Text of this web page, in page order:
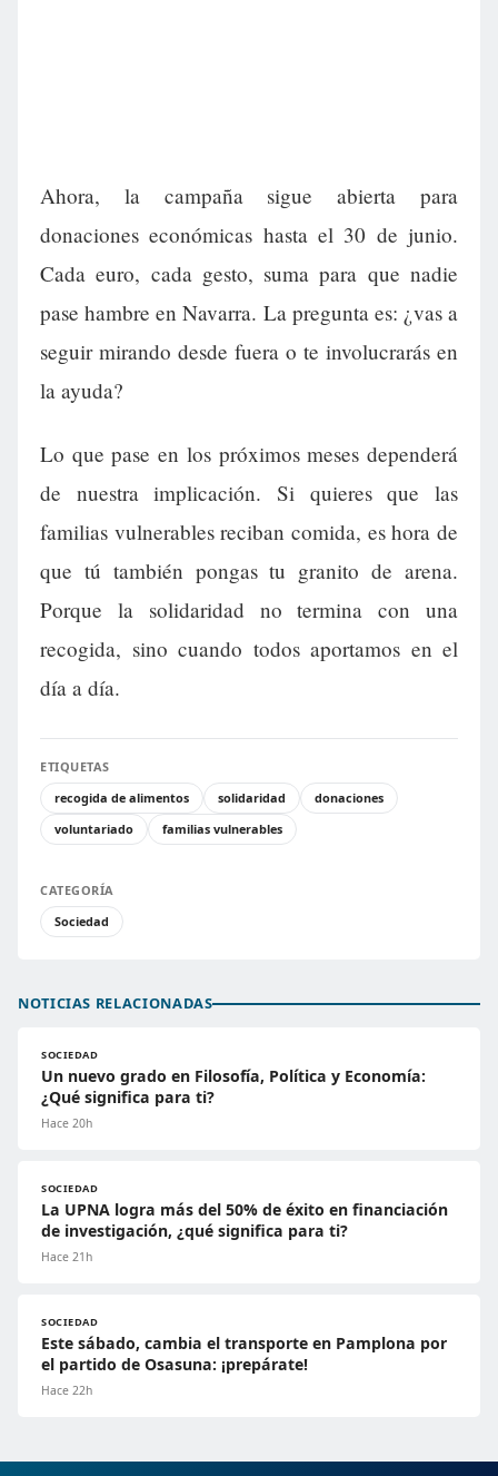
Ahora, la campaña sigue abierta para
donaciones económicas hasta el 30 de junio.
Cada euro, cada gesto, suma para que nadie
pase hambre en Navarra. La pregunta es: ¿vas a
seguir mirando desde fuera o te involucrarás en
la ayuda?
Lo que pase en los próximos meses dependerá
de nuestra implicación. Si quieres que las
familias vulnerables reciban comida, es hora de
que tú también pongas tu granito de arena.
Porque la solidaridad no termina con una
recogida, sino cuando todos aportamos en el
día a día.
ETIQUETAS
recogida de alimentos
solidaridad
donaciones
voluntariado
familias vulnerables
CATEGORÍA
Sociedad
NOTICIAS RELACIONADAS
SOCIEDAD
Un nuevo grado en Filosofía, Política y Economía:
¿Qué significa para ti?
Hace 20h
SOCIEDAD
La UPNA logra más del 50% de éxito en financiación
de investigación, ¿qué significa para ti?
Hace 21h
SOCIEDAD
Este sábado, cambia el transporte en Pamplona por
el partido de Osasuna: ¡prepárate!
Hace 22h